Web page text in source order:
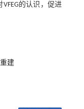
的认识，促进
建